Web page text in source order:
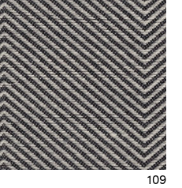
109